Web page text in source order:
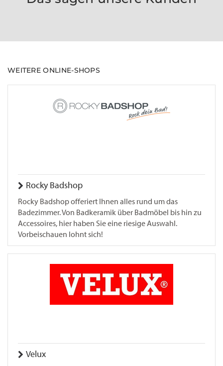
WEITERE ONLINE-SHOPS
Rocky Badshop
Rocky Badshop offeriert Ihnen alles rund um das
Badezimmer. Von Badkeramik über Badmöbel bis hin zu
Accessoires, hier haben Sie eine riesige Auswahl.
Vorbeischauen lohnt sich!
Velux